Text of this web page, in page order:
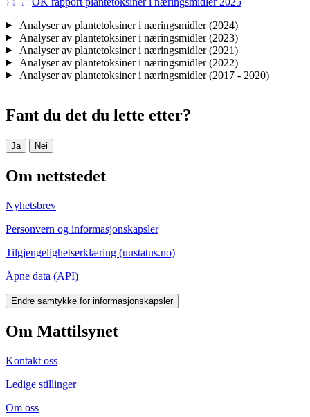
Analyser av plantetoksiner i næringsmidler (2024)
Analyser av plantetoksiner i næringsmidler (2023)
Analyser av plantetoksiner i næringsmidler (2021)
Analyser av plantetoksiner i næringsmidler (2022)
Analyser av plantetoksiner i næringsmidler (2017 - 2020)
Fant du det du lette etter?
Ja Nei
Om nettstedet
Nyhetsbrev
Personvern og informasjonskapsler
Tilgjengelighetserklæring (uustatus.no)
Åpne data (API)
Endre samtykke for informasjonskapsler
Om Mattilsynet
Kontakt oss
Ledige stillinger
Om oss